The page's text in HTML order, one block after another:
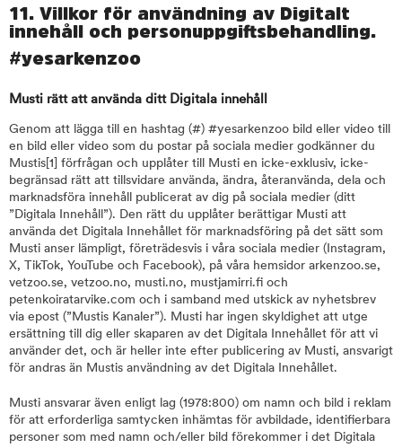
11. Villkor för användning av Digitalt
innehåll och personuppgiftsbehandling.
#yesarkenzoo
Musti rätt att använda ditt Digitala innehåll
Genom att lägga till en hashtag (#) #yesarkenzoo bild eller video till
en bild eller video som du postar på sociala medier godkänner du
Mustis [1] förfrågan och upplåter till Musti en icke-exklusiv, icke-
begränsad rätt att tillsvidare använda, ändra, återanvända, dela och
marknadsföra innehåll publicerat av dig på sociala medier (ditt
”Digitala Innehåll”). Den rätt du upplåter berättigar Musti att
använda det Digitala Innehållet för marknadsföring på det sätt som
Musti anser lämpligt, företrädesvis i våra sociala medier (Instagram,
X, TikTok, YouTube och Facebook), på våra hemsidor arkenzoo.se,
vetzoo.se, vetzoo.no, musti.no, mustjamirri.fi och
petenkoiratarvike.com och i samband med utskick av nyhetsbrev
via epost (”Mustis Kanaler”). Musti har ingen skyldighet att utge
ersättning till dig eller skaparen av det Digitala Innehållet för att vi
använder det, och är heller inte efter publicering av Musti, ansvarigt
för andras än Mustis användning av det Digitala Innehållet.
Musti ansvarar även enligt lag (1978:800) om namn och bild i reklam
för att erforderliga samtycken inhämtas för avbildade, identifierbara
personer som med namn och/eller bild förekommer i det Digitala